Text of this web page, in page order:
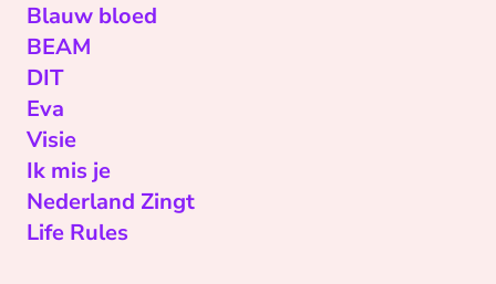
Blauw bloed
BEAM
DIT
Eva
Visie
Ik mis je
Nederland Zingt
Life Rules